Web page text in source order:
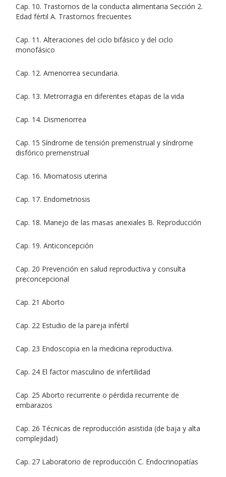
Cap. 10. Trastornos de la conducta alimentaria Sección 2.
Edad fértil A. Trastornos frecuentes
Cap. 11. Alteraciones del ciclo bifásico y del ciclo
monofásico
Cap. 12. Amenorrea secundaria.
Cap. 13. Metrorragia en diferentes etapas de la vida
Cap. 14. Dismenorrea
Cap. 15 Síndrome de tensión premenstrual y síndrome
disfórico premenstrual
Cap. 16. Miomatosis uterina
Cap. 17. Endometriosis
Cap. 18. Manejo de las masas anexiales B. Reproducción
Cap. 19. Anticoncepción
Cap. 20 Prevención en salud reproductiva y consulta
preconcepcional
Cap. 21 Aborto
Cap. 22 Estudio de la pareja infértil
Cap. 23 Endoscopia en la medicina reproductiva.
Cap. 24 El factor masculino de infertilidad
Cap. 25 Aborto recurrente o pérdida recurrente de
embarazos
Cap. 26 Técnicas de reproducción asistida (de baja y alta
complejidad)
Cap. 27 Laboratorio de reproducción C. Endocrinopatías